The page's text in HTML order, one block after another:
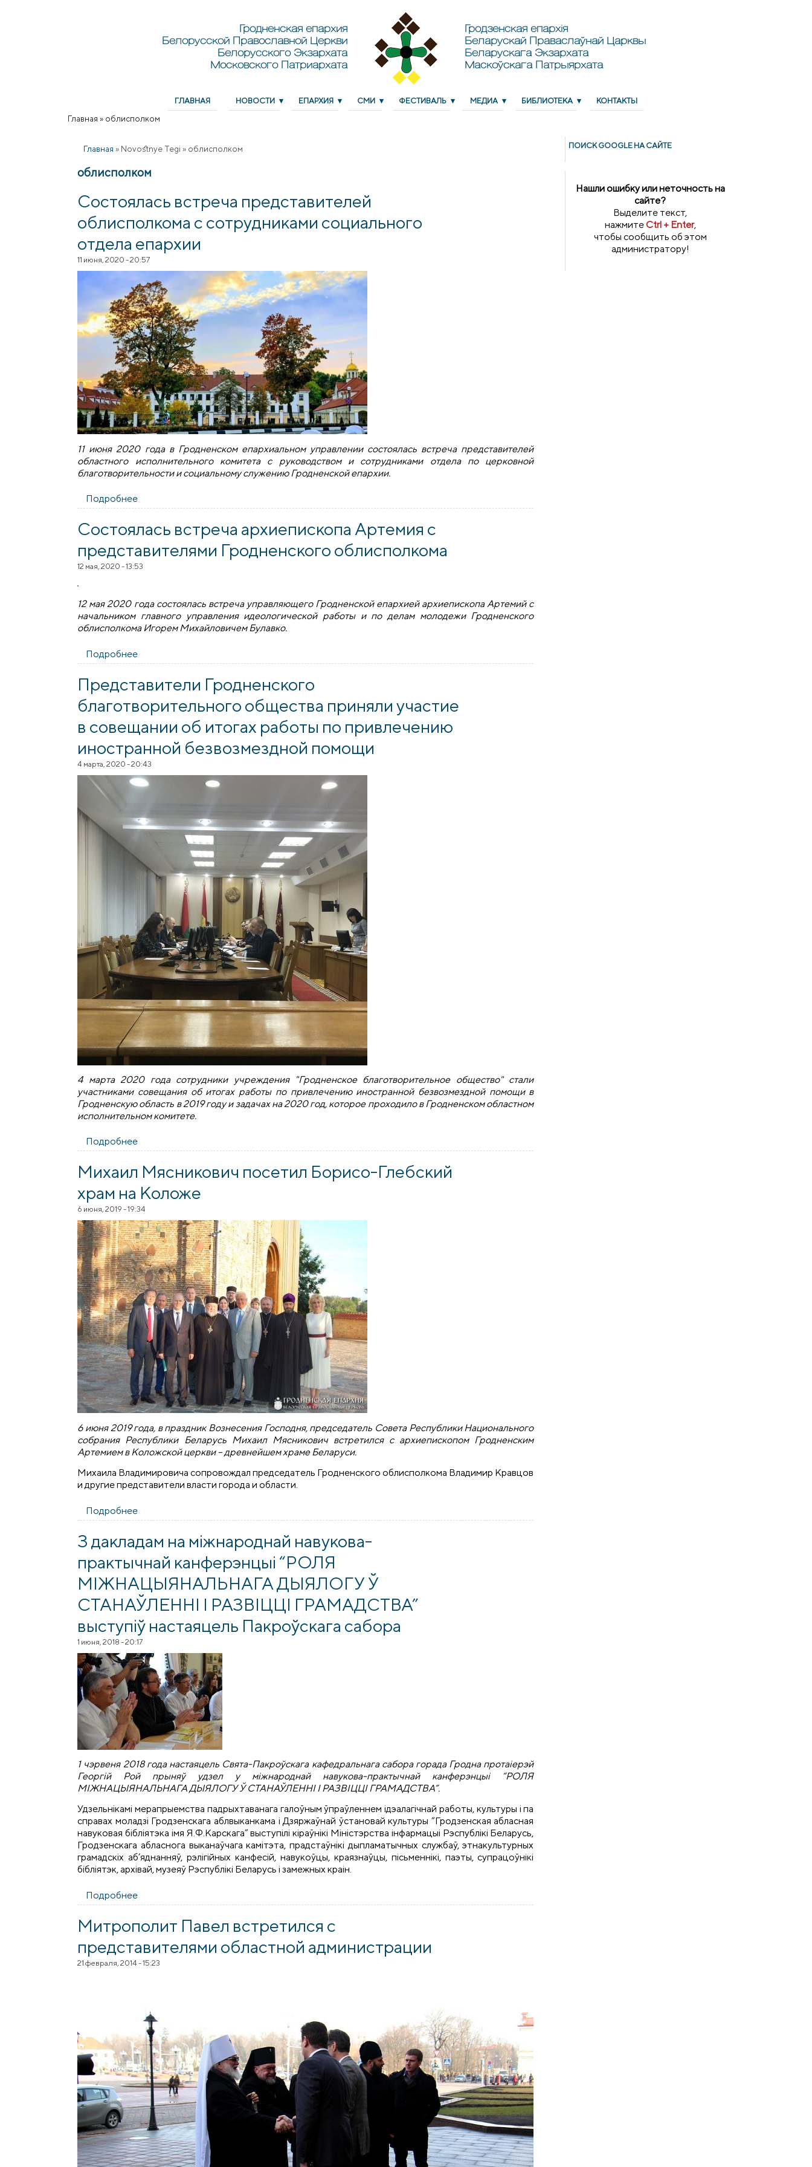
Гродненская епархия
Белорусской Православной Церкви
Белорусского Экзархата
Московского Патриархата
Гродзенская епархія
Беларускай Праваслаўнай Царквы
Беларускага Экзархата
Маскоўскага Патрыярхата
ГЛАВНАЯ НОВОСТИ ЕПАРХИЯ СМИ ФЕСТИВАЛЬ МЕДИА БИБЛИОТЕКА КОНТАКТЫ
Главная » облисполком
Главная » Novostnye Tegi » облисполком
облисполком
Состоялась встреча представителей
облисполкома с сотрудниками социального
отдела епархии
11 июня, 2020 - 20:57
11 июня 2020 года в Гродненском епархиальном управлении состоялась встреча представителей
областного исполнительного комитета с руководством и сотрудниками отдела по церковной
благотворительности и социальному служению Гродненской епархии.
Подробнее
Состоялась встреча архиепископа Артемия с
представителями Гродненского облисполкома
12 мая, 2020 - 13:53
12 мая 2020 года состоялась встреча управляющего Гродненской епархией архиепископа Артемий с
начальником главного управления идеологической работы и по делам молодежи Гродненского
облисполкома Игорем Михайловичем Булавко.
Подробнее
Представители Гродненского
благотворительного общества приняли участие
в совещании об итогах работы по привлечению
иностранной безвозмездной помощи
4 марта, 2020 - 20:43
4 марта 2020 года сотрудники учреждения "Гродненское благотворительное общество" стали
участниками совещания об итогах работы по привлечению иностранной безвозмездной помощи в
Гродненскую область в 2019 году и задачах на 2020 год, которое проходило в Гродненском областном
исполнительном комитете.
Подробнее
безвозмездной помощи
Михаил Мясникович посетил Борисо-Глебский
храм на Коложе
6 июня, 2019 - 19:34
6 июня 2019 года, в праздник Вознесения Господня, председатель Совета Республики Национального
собрания Республики Беларусь Михаил Мясникович встретился с архиепископом Гродненским
Артемием в Коложской церкви – древнейшем храме Беларуси.
Михаила Владимировича сопровождал председатель Гродненского облисполкома Владимир Кравцов
и другие представители власти города и области.
Подробнее
З дакладам на міжнароднай навукова-
практычнай канферэнцыі “РОЛЯ
МІЖНАЦЫЯНАЛЬНАГА ДЫЯЛОГУ Ў
СТАНАЎЛЕННІ І РАЗВІЦЦІ ГРАМАДСТВА”
выступіў настаяцель Пакроўскага сабора
1 июня, 2018 - 20:17
1 чэрвеня 2018 года настаяцель Свята-Пакроўскага кафедральнага сабора горада Гродна протаіерэй
Георгій Рой прыняў удзел у міжнароднай навукова-практычнай канферэнцыі “РОЛЯ
МІЖНАЦЫЯНАЛЬНАГА ДЫЯЛОГУ Ў СТАНАЎЛЕННІ І РАЗВІЦЦІ ГРАМАДСТВА”.
Удзельнікамі мерапрыемства падрыхтаванага галоўным ўпраўленнем ідэалагічнай работы, культуры і па
справах моладзі Гродзенскага аблвыканкама і Дзяржаўнай ўстановай культуры “Гродзенская абласная
навуковая бібліятэка імя Я.Ф.Карскага” выступілі кіраўнікі Міністэрства інфармацыі Рэспублікі Беларусь,
Гродзенскага абласнога выканаўчага камітэта, прадстаўнікі дыпламатычных службаў, этнакультурных
грамадскіх аб’яднанняў, рэлігійных канфесій, навукоўцы, краязнаўцы, пісьменнікі, паэты, супрацоўнікі
бібліятэк, архівай, музеяў Рэспублікі Беларусь і замежных краін.
Подробнее
ГРАМАДСТВА” выступіў настаяцель Пакроўскага сабора
Митрополит Павел встретился с
представителями областной администрации
21 февраля, 2014 - 15:23
ПОИСК GOОGLE НА САЙТЕ
Нашли ошибку или неточность на
сайте?
Выделите текст,
нажмитеCtrl + Enter,
чтобы сообщить об этом
администратору!